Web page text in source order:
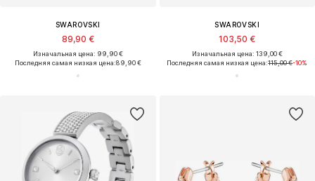
SWAROVSKI
89,90 €
Изначальная цена: 99,90 €
Последняя самая низкая цена:89,90 €
SWAROVSKI
103,50 €
Изначальная цена: 139,00 €
Последняя самая низкая цена:115,00 €-10%